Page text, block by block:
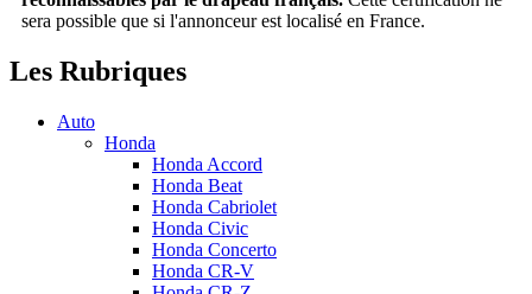
sera possible que si l'annonceur est localisé en France.
Les Rubriques
Auto
Honda
Honda Accord
Honda Beat
Honda Cabriolet
Honda Civic
Honda Concerto
Honda CR-V